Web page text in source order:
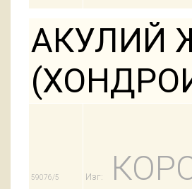
АКУЛИЙ
59076/5 Изг: